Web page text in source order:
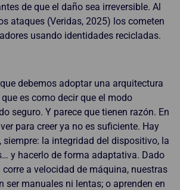
de que el daño sea irreversible. Al
ataques (Veridas, 2025) los cometen
usando identidades recicladas.
debemos adoptar una arquitectura
es como decir que el modo
seguro. Y parece que tienen razón. En
para creer ya no es suficiente. Hay
siempre: la integridad del dispositivo, la
y hacerlo de forma adaptativa. Dado
a velocidad de máquina, nuestras
ser manuales ni lentas; o aprenden en